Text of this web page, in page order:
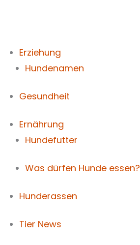
Erziehung
Hundenamen
Gesundheit
Ernährung
Hundefutter
Was dürfen Hunde essen?
Hunderassen
Tier News